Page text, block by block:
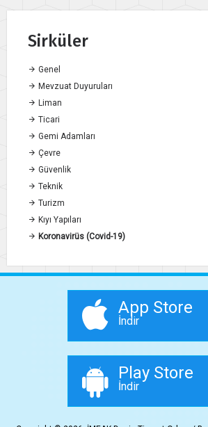
Sirküler
Genel
Mevzuat Duyuruları
Liman
Ticari
Gemi Adamları
Çevre
Güvenlik
Teknik
Turizm
Kıyı Yapıları
Koronavirüs (Covid-19)
App Store
İndir
Play Store
İndir